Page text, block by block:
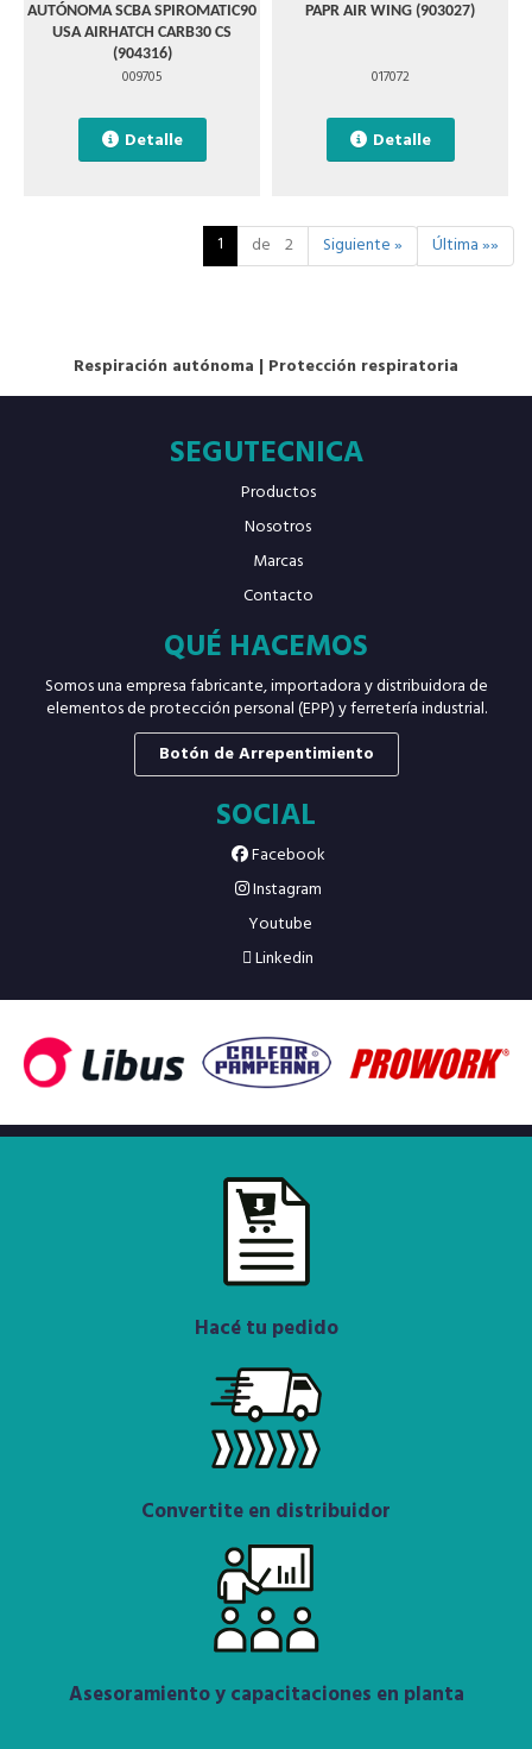
AUTÓNOMA SCBA SPIROMATIC90
USA AIRHATCH CARB30 CS
(904316)
009705
Detalle
PAPR AIR WING (903027)
017072
Detalle
1 de 2 Siguiente » Última »»
Respiración autónoma | Protección respiratoria
SEGUTECNICA
Productos
Nosotros
Marcas
Contacto
QUÉ HACEMOS
Somos una empresa fabricante, importadora y distribuidora de
elementos de protección personal (EPP) y ferretería industrial.
Botón de Arrepentimiento
SOCIAL
Facebook
Instagram
Youtube
Linkedin
Hacé tu pedido
Convertite en distribuidor
Asesoramiento y capacitaciones en planta